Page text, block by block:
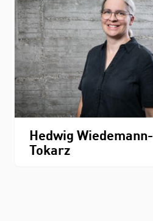
Hedwig Wiedemann-
Tokarz